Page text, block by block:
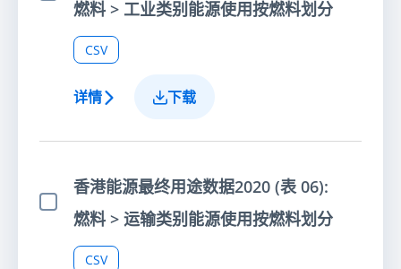
燃料 > 工业类别能源使用按燃料划分
CSV
详情 下载
选择项目
香港能源最终用途数据2020 (表 06):
燃料 > 运输类别能源使用按燃料划分
CSV